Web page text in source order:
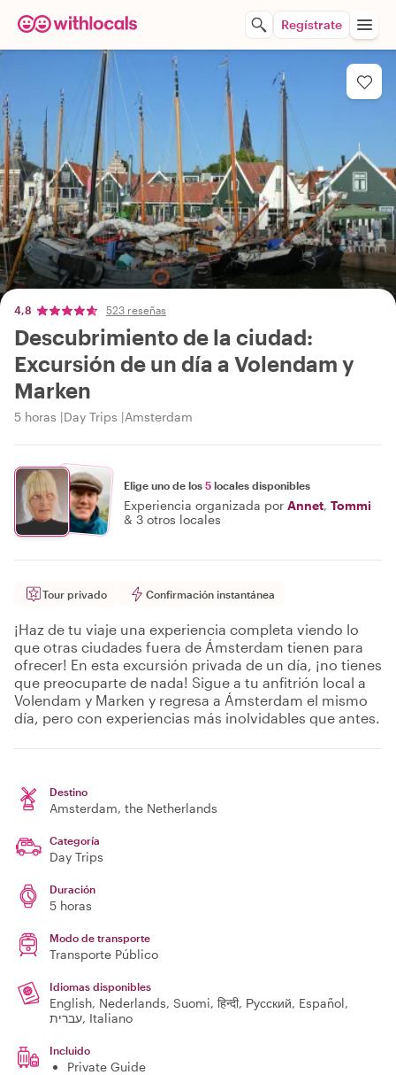
Regístrate
4,8 523 reseñas
Descubrimiento de la ciudad:
Excursión de un día a Volendam y
Marken
5 horas Day Trips Amsterdam
Elige uno de los 5 locales disponibles
Experiencia organizada por Annet, Tommi
& 3 otros locales
Tour privado Confirmación instantánea
¡Haz de tu viaje una experiencia completa viendo lo
que otras ciudades fuera de Ámsterdam tienen para
ofrecer! En esta excursión privada de un día, ¡no tienes
que preocuparte de nada! Sigue a tu anfitrión local a
Volendam y Marken y regresa a Ámsterdam el mismo
día, pero con experiencias más inolvidables que antes.
Destino
Amsterdam, the Netherlands
Categoría
Day Trips
Duración
5 horas
Modo de transporte
Transporte Público
Idiomas disponibles
English, Nederlands, Suomi, हिन्दी, Русский, Español,
עברית, Italiano
Incluido
Private Guide